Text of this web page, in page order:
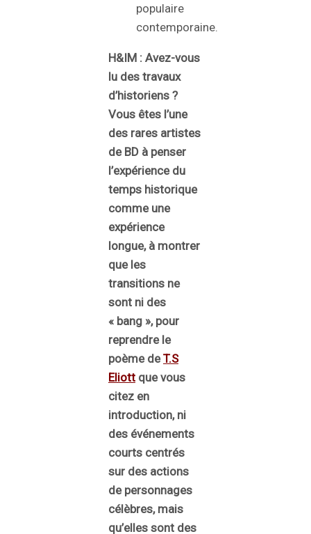
populaire
contemporaine.
H&IM : Avez-vous
lu des travaux
d’historiens ?
Vous êtes l’une
des rares artistes
de BD à penser
l’expérience du
temps historique
comme une
expérience
longue, à montrer
que les
transitions ne
sont ni des
« bang », pour
reprendre le
poème deT.S
Eliott que vous
citez en
introduction, ni
des événements
courts centrés
sur des actions
de personnages
célèbres, mais
qu’elles sont des